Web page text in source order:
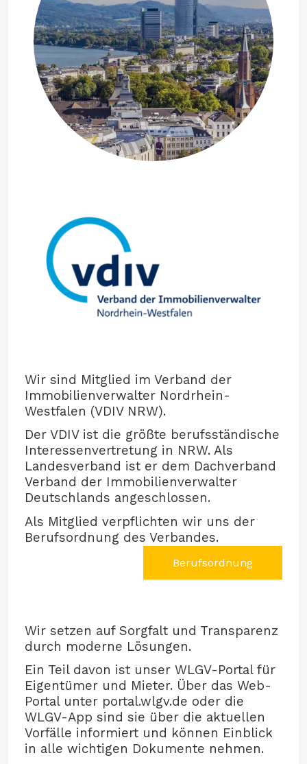
Wir sind Mitglied im Verband der
Immobilienverwalter Nordrhein-
Westfalen (VDIV NRW).
Der VDIV ist die größte berufsständische
Interessenvertretung in NRW. Als
Landesverband ist er dem Dachverband
Verband der Immobilienverwalter
Deutschlands angeschlossen.
Als Mitglied verpflichten wir uns der
Berufsordnung des Verbandes.
Berufsordnung
Wir setzen auf Sorgfalt und Transparenz
durch moderne Lösungen.
Ein Teil davon ist unser WLGV-Portal für
Eigentümer und Mieter. Über das Web-
Portal unter portal.wlgv.de oder die
WLGV-App sind sie über die aktuellen
Vorfälle informiert und können Einblick
in alle wichtigen Dokumente nehmen.